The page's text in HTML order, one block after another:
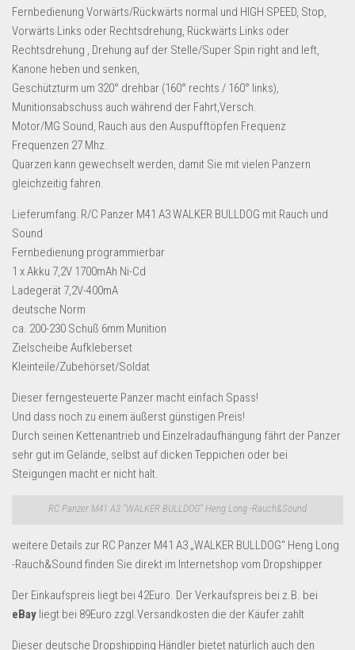
Saison & Eventprodkte
Dropshipping-Produkte
B2B Produkte
Grosshandel
Amazon
Aldi
Lidl
Kostenlos verkaufen
Anmelden
Kostenlos Registrieren
Newsletter
Fernbedienung Vorwärts/Rückwärts normal und HIGH SPEED, Stop,
Vorwärts Links oder Rechtsdrehung, Rückwärts Links oder
Rechtsdrehung , Drehung auf der Stelle/Super Spin right and left,
Kanone heben und senken,
Geschützturm um 320° drehbar (160° rechts / 160° links),
Munitionsabschuss auch während der Fahrt,Versch.
Motor/MG Sound, Rauch aus den Auspufftöpfen Frequenz
Frequenzen 27 Mhz.
Quarzen kann gewechselt werden, damit Sie mit vielen Panzern
gleichzeitig fahren.
Lieferumfang: R/C Panzer M41 A3 WALKER BULLDOG mit Rauch und
Sound
Fernbedienung programmierbar
1 x Akku 7,2V 1700mAh Ni-Cd
Ladegerät 7,2V-400mA
deutsche Norm
ca. 200-230 Schuß 6mm Munition
Zielscheibe Aufkleberset
Kleinteile/Zubehörset/Soldat
Dieser ferngesteuerte Panzer macht einfach Spass!
Und dass noch zu einem äußerst günstigen Preis!
Durch seinen Kettenantrieb und Einzelradaufhängung fährt der Panzer
sehr gut im Gelände, selbst auf dicken Teppichen oder bei
Steigungen macht er nicht halt.
RC Panzer M41 A3 "WALKER BULLDOG" Heng Long -Rauch&Sound
weitere Details zur RC Panzer M41 A3 „WALKER BULLDOG“ Heng Long
-Rauch&Sound finden Sie direkt im Internetshop vom Dropshipper
Der Einkaufspreis liegt bei 42Euro. Der Verkaufspreis bei z.B. bei
eBay liegt bei 89Euro zzgl.Versandkosten die der Käufer zahlt
Dieser deutsche Dropshipping Händler bietet natürlich auch den